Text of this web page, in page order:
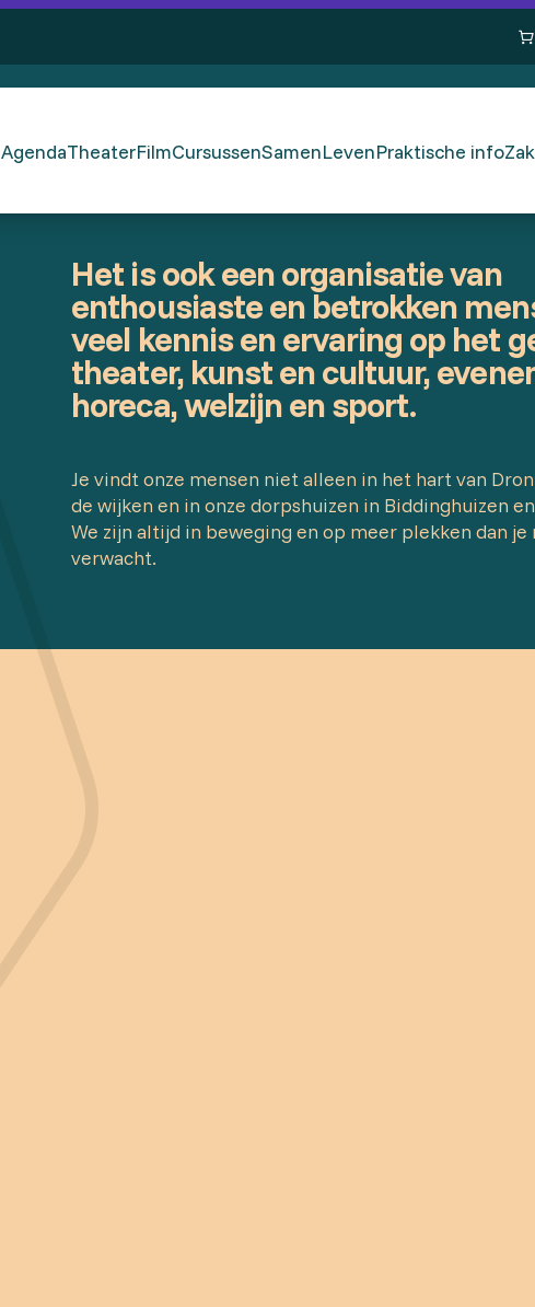
AgendaTheaterFilmCursussenSamenLevenPraktische info
Het is ook een organisatie van
enthousiaste en betrokken
veel kennis en ervaring op het
theater, kunst en cultuur,
horeca, welzijn en sport.
Je vindt onze mensen niet alleen in het hart van
de wijken en in onze dorpshuizen in Biddinghuizen
We zijn altijd in beweging en op meer plekken dan je
verwacht.